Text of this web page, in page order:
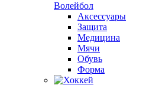
Волейбол
Аксессуары
Защита
Медицина
Мячи
Обувь
Форма